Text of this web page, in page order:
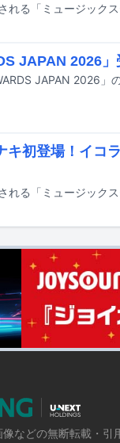
JAPAN 2026
キ初登場！イコ
などの無断転載・引